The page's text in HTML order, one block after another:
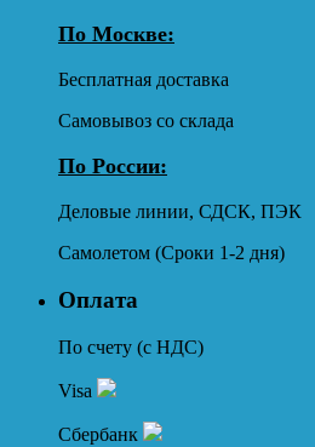
По Москве:
Бесплатная доставка
Самовывоз со склада
По России:
Деловые линии, СДСК, ПЭК
Самолетом (Сроки 1-2 дня)
Оплата
По счету (с НДС)
Visa
Сбербанк